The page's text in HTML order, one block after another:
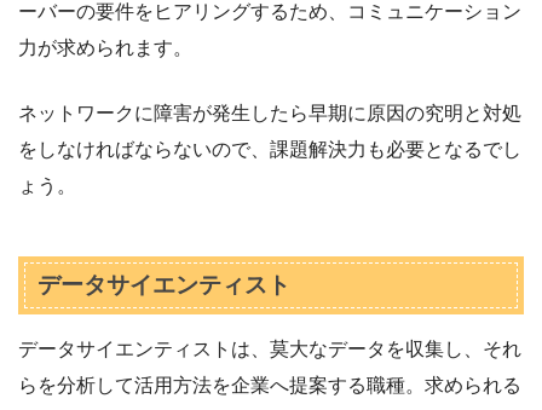
ーバーの要件をヒアリングするため、コミュニケーション
力が求められます。
ネットワークに障害が発生したら早期に原因の究明と対処
をしなければならないので、課題解決力も必要となるでし
ょう。
データサイエンティスト
データサイエンティストは、莫大なデータを収集し、それ
らを分析して活用方法を企業へ提案する職種。求められる